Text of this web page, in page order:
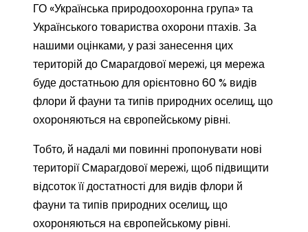
ГО «Українська природоохоронна група» та
Українського товариства охорони птахів. За
нашими оцінками, у разі занесення цих
територій до Смарагдової мережі, ця мережа
буде достатньою для орієнтовно 60 % видів
флори й фауни та типів природних оселищ, що
охороняються на європейському рівні.
Тобто, й надалі ми повинні пропонувати нові
території Смарагдової мережі, щоб підвищити
відсоток її достатності для видів флори й
фауни та типів природних оселищ, що
охороняються на європейському рівні.